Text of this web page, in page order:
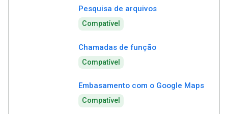
Pesquisa de arquivos
Compatível
Chamadas de função
Compatível
Embasamento com o Google Maps
Compatível